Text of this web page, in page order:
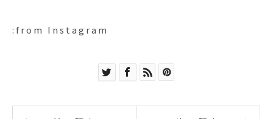
:from Instagram